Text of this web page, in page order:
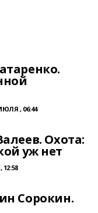
, 06:44
Охота:
уж нет
Сорокин.